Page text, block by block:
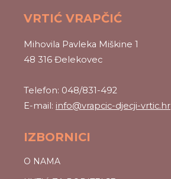
VRTIĆ VRAPČIĆ
Mihovila Pavleka Miškine 1
48 316 Đelekovec
Telefon: 048/831-492
E-mail: info@vrapcic-djecji-vrtic.hr
IZBORNICI
O NAMA